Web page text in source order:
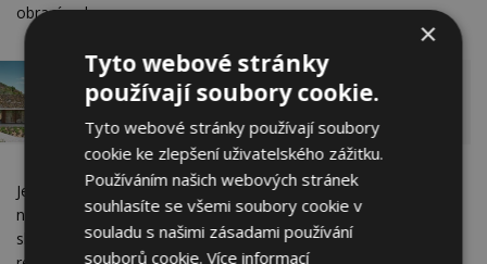
obrací v sloup.
Snové bydlení u moře. Moderní pavilon zasadili
do idylické krajiny Toskánska
Jenže způsob, jakým je tenhle projekt utvářen, má opravdu
něco do sebe a odpovídá místu. V rámci možností je to
skutečně povedená realizace, z níž si instantní sezónní
×
Tyto webové stránky
používají soubory cookie.
Tyto webové stránky používají soubory
cookie ke zlepšení uživatelského zážitku.
Používáním našich webových stránek
souhlasíte se všemi soubory cookie v
souladu s našimi zásadami používání
souborů cookie.Více informací